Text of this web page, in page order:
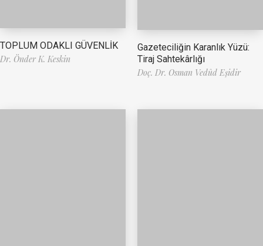
TOPLUM ODAKLI GÜVENLİK
Dr. Önder K. Keskin
Gazeteciliğin Karanlık Yüzü:
Tiraj Sahtekârlığı
Doç. Dr. Osman Vedûd Eşidir